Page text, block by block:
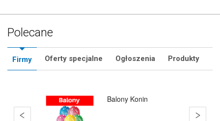
Polecane
Firmy Oferty specjalne Ogłoszenia Produkty
Estate Polska